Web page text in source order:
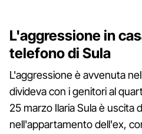
L'aggressione in
telefono di Sula
L'aggressione è avvenuta
divideva con i genitori al
25 marzo Ilaria Sula è uscita
nell'appartamento dell'ex,